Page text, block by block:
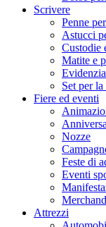
Scrivere
Penne
Astucci
Custodie
Matite e
Set per
Fiere ed eventi
Nozze
Feste di
Eventi
Attrezzi